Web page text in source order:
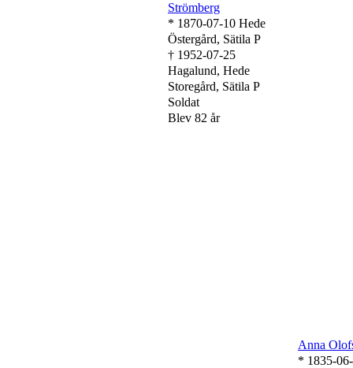
Strömberg
* 1870-07-10 Hede
Östergård, Sätila P
† 1952-07-25
Hagalund, Hede
Storegård, Sätila P
Soldat
Blev 82 år
Anna
* 1835-